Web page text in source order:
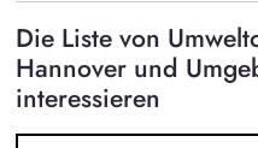
Die Liste von
Hannover und
interessieren